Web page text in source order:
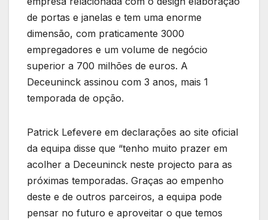
de portas e janelas e tem uma enorme
dimensão, com praticamente 3000
empregadores e um volume de negócio
superior a 700 milhões de euros. A
Deceuninck assinou com 3 anos, mais 1
temporada de opção.
Patrick Lefevere em declarações ao site oficial
da equipa disse que “tenho muito prazer em
acolher a Deceuninck neste projecto para as
próximas temporadas. Graças ao empenho
deste e de outros parceiros, a equipa pode
pensar no futuro e aproveitar o que temos